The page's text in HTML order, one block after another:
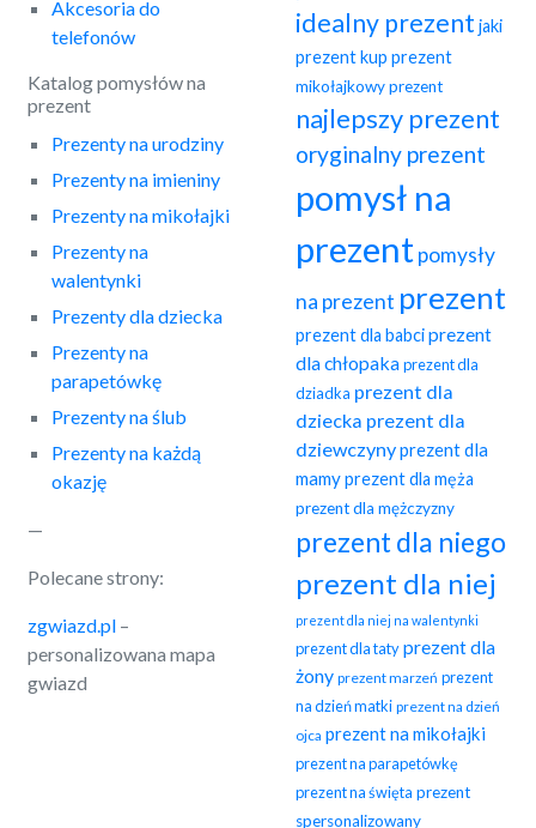
Akcesoria do
telefonów
Katalog pomysłów na
prezent
Prezenty na urodziny
Prezenty na imieniny
Prezenty na mikołajki
Prezenty na
walentynki
Prezenty dla dziecka
Prezenty na
parapetówkę
Prezenty na ślub
Prezenty na każdą
okazję
—
Polecane strony:
zgwiazd.pl –
personalizowana mapa
gwiazd
idealny prezent jaki
prezentkup prezent
mikołajkowy prezent
najlepszy prezent
oryginalny prezent
pomysł na
prezent pomysły
na prezent prezent
prezent dla babciprezent
dla chłopakaprezent dla
dziadka prezent dla
dziecka prezent dla
dziewczynyprezent dla
mamyprezent dla męża
prezent dla mężczyzny
prezent dla niego
prezent dla niej
prezent dla niej na walentynki
prezent dla tatyprezent dla
żony prezent marzeń prezent
na dzień matki prezent na dzień
ojca prezent na mikołajki
prezent na parapetówkę
prezent na święta prezent
spersonalizowany